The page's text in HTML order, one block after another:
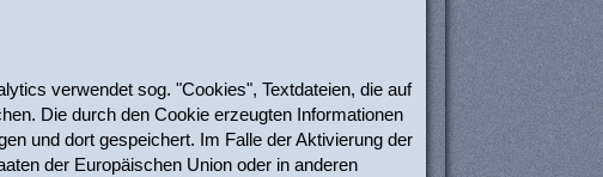
verwendet sog. "Cookies", Textdateien, die auf
Die durch den Cookie erzeugten Informationen
und dort gespeichert. Im Falle der Aktivierung der
der Europäischen Union oder in anderen